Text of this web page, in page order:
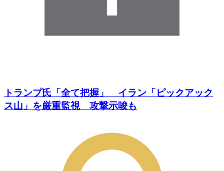
トランプ氏「全て把握」 イラン「ピックアック
ス山」を厳重監視 攻撃示唆も